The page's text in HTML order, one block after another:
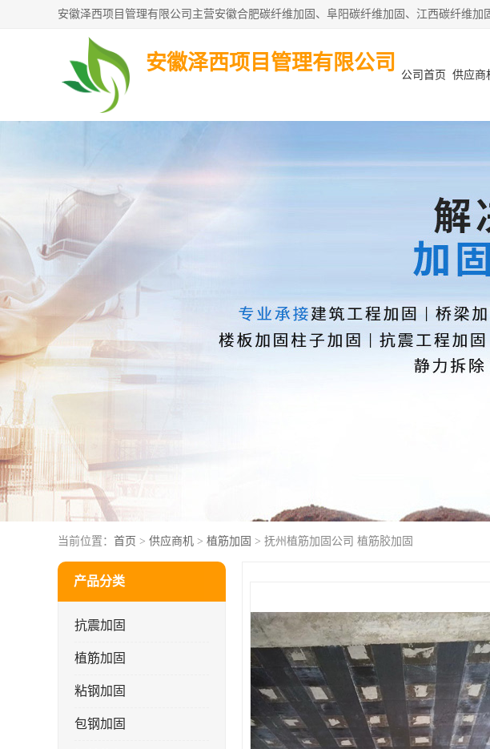
安徽泽西项目管理有限公司
公司首页 供应商
当前位置： 首页 > 供应商机 > 植筋加固 > 抚州植筋加固公司 植筋胶加固
产品分类
抗震加固
植筋加固
粘钢加固
包钢加固